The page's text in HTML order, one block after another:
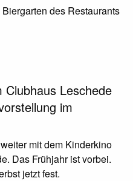
des Restaurants
Clubhaus Leschede
im
mit dem Kinderkino
Das Frühjahr ist vorbei.
jetzt fest.